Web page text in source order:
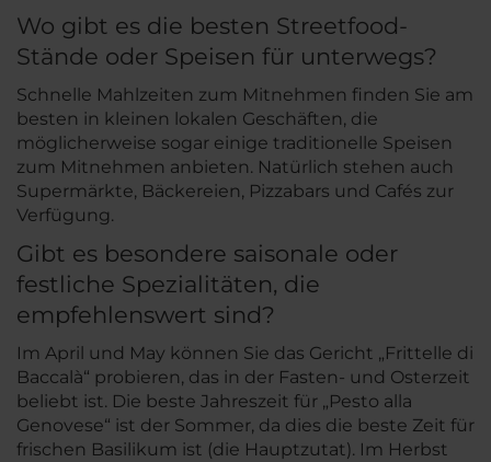
Wo gibt es die besten Streetfood-
Stände oder Speisen für unterwegs?
Schnelle Mahlzeiten zum Mitnehmen finden Sie am
besten in kleinen lokalen Geschäften, die
möglicherweise sogar einige traditionelle Speisen
zum Mitnehmen anbieten. Natürlich stehen auch
Supermärkte, Bäckereien, Pizzabars und Cafés zur
Verfügung.
Gibt es besondere saisonale oder
festliche Spezialitäten, die
empfehlenswert sind?
Im April und May können Sie das Gericht „Frittelle di
Baccalà“ probieren, das in der Fasten- und Osterzeit
beliebt ist. Die beste Jahreszeit für „Pesto alla
Genovese“ ist der Sommer, da dies die beste Zeit für
frischen Basilikum ist (die Hauptzutat). Im Herbst